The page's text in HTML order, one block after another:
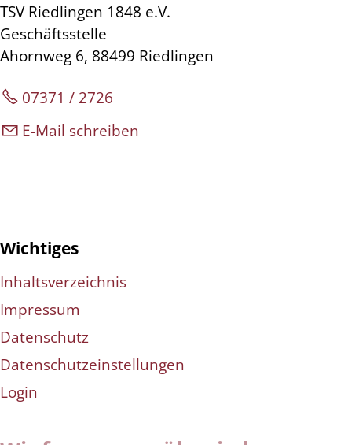
TSV Riedlingen 1848 e.V.
Geschäftsstelle
Ahornweg 6, 88499 Riedlingen
07371 / 2726
E-Mail schreiben
Wichtiges
Inhaltsverzeichnis
Impressum
Datenschutz
Datenschutzeinstellungen
Login